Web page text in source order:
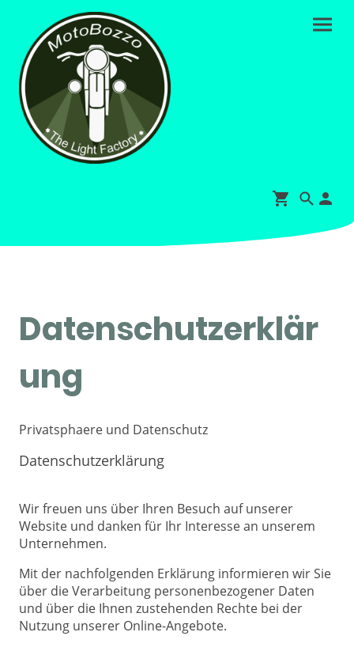
Datenschutzerklär
ung
Privatsphaere und Datenschutz
Datenschutzerklärung
Wir freuen uns über Ihren Besuch auf unserer
Website und danken für Ihr Interesse an unserem
Unternehmen.
Mit der nachfolgenden Erklärung informieren wir Sie
über die Verarbeitung personenbezogener Daten
und über die Ihnen zustehenden Rechte bei der
Nutzung unserer Online-Angebote.